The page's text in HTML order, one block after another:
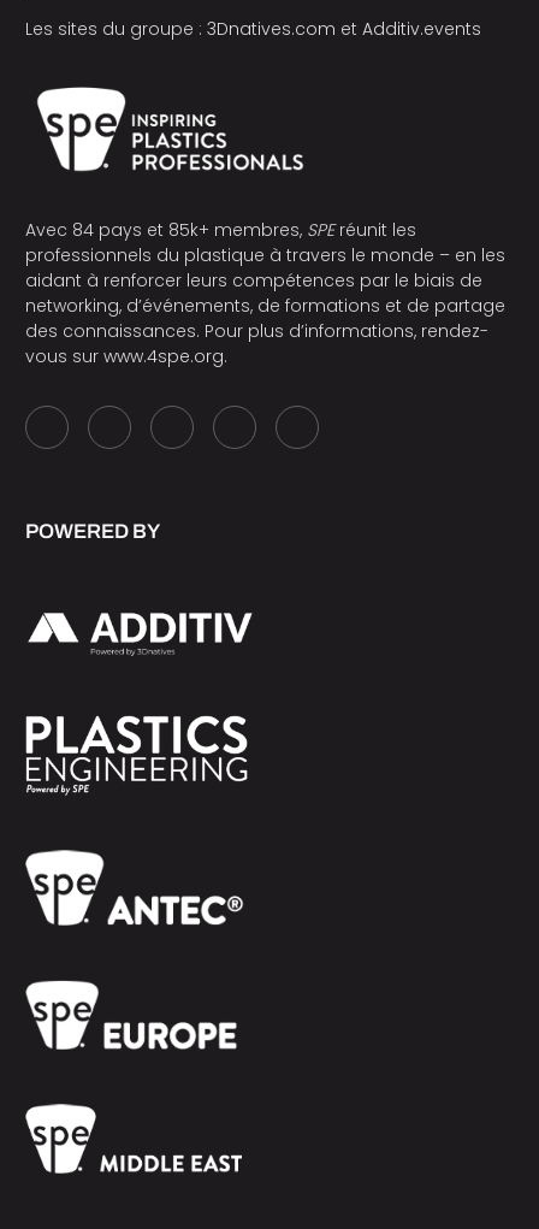
Les sites du groupe : 3Dnatives.com et Additiv.events
Avec 84 pays et 85k+ membres, SPEréunit les
professionnels du plastique à travers le monde – en les
aidant à renforcer leurs compétences par le biais de
networking, d’événements, de formations et de partage
des connaissances. Pour plus d’informations, rendez-
vous sur www.4spe.org.
POWERED BY